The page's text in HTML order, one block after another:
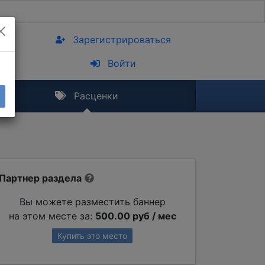
Зарегистрироваться
Войти
Расценки
раздела
Вы можете разместить баннер
на этом месте за: 500.00 руб / мес
Купить это место